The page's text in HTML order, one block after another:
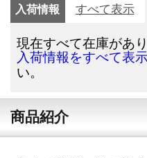
入荷情報 すべて表示
現在すべて在庫があり
入荷情報をすべて表
い。
商品紹介